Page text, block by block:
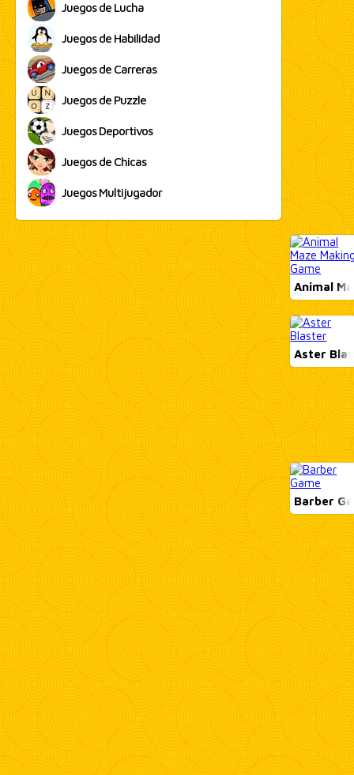
Juegos de Lucha
Juegos de Habilidad
Juegos de Carreras
Juegos de Puzzle
Juegos Deportivos
Juegos de Chicas
Juegos Multijugador
Animal
Aster
Barber